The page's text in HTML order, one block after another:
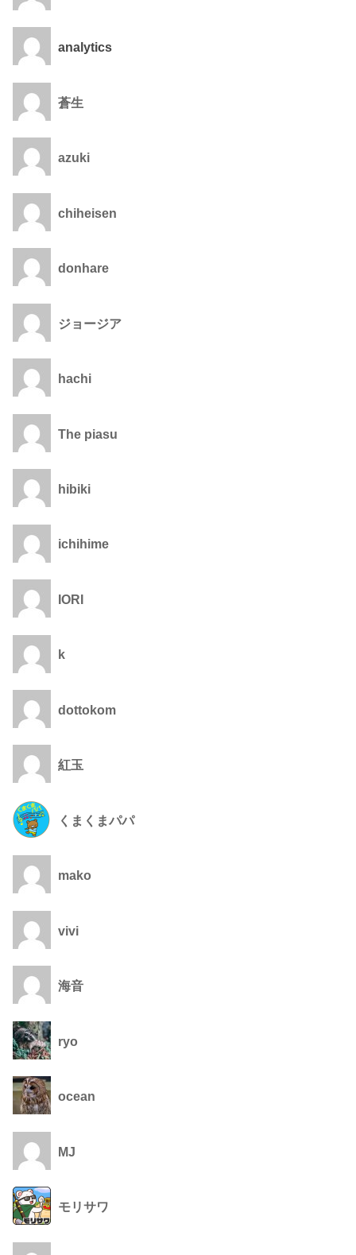
analytics
蒼生
azuki
chiheisen
donhare
ジョージア
hachi
The piasu
hibiki
ichihime
IORI
k
dottokom
紅玉
くまくまパパ
mako
vivi
海音
ryo
ocean
MJ
モリサワ